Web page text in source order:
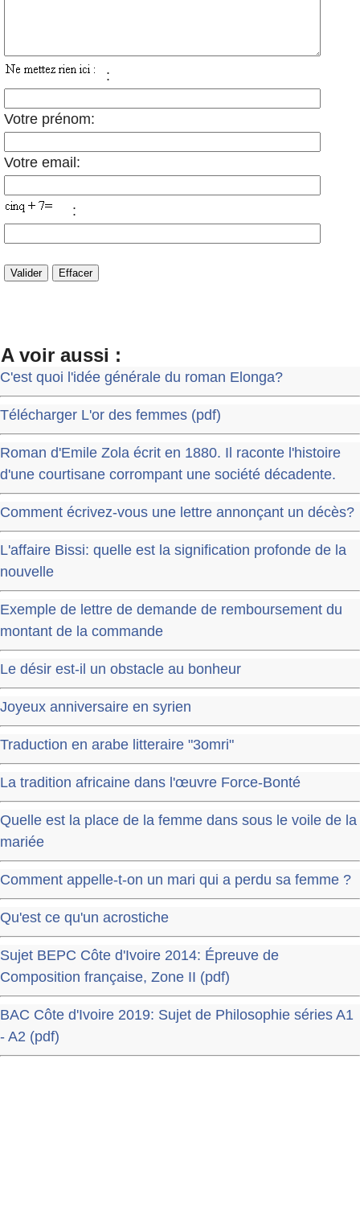
:
Votre prénom:
Votre email:
:
A voir aussi :
C'est quoi l'idée générale du roman Elonga?
Télécharger L'or des femmes (pdf)
Roman d'Emile Zola écrit en 1880. Il raconte l'histoire
d'une courtisane corrompant une société décadente.
Comment écrivez-vous une lettre annonçant un décès?
L'affaire Bissi: quelle est la signification profonde de la
nouvelle
Exemple de lettre de demande de remboursement du
montant de la commande
Le désir est-il un obstacle au bonheur
Joyeux anniversaire en syrien
Traduction en arabe litteraire "3omri"
La tradition africaine dans l'œuvre Force-Bonté
Quelle est la place de la femme dans sous le voile de la
mariée
Comment appelle-t-on un mari qui a perdu sa femme ?
Qu'est ce qu'un acrostiche
Sujet BEPC Côte d'Ivoire 2014: Épreuve de
Composition française, Zone II (pdf)
BAC Côte d'Ivoire 2019: Sujet de Philosophie séries A1
- A2 (pdf)